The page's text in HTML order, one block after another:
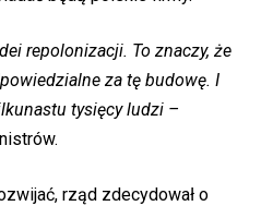
repolonizacji. To znaczy, że
za tę budowę. I
tysięcy ludzi –
rząd zdecydował o